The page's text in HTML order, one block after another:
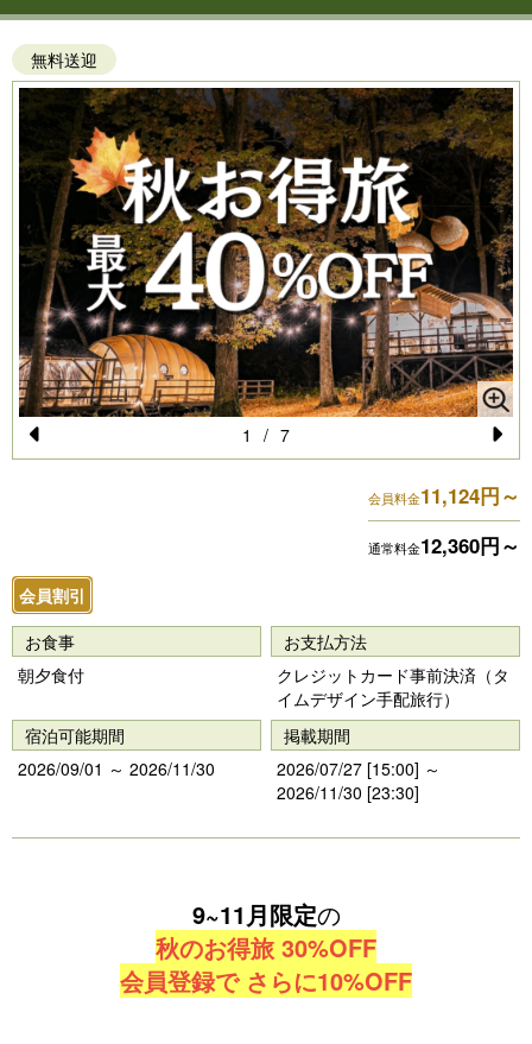
無料送迎
Pr
o
u
s
N
e
xt
1 / 7
会員料金11,124円～
通常料金12,360円～
会員割引
お食事
朝夕食付
お支払方法
クレジットカード事前決済（タ
イムデザイン手配旅行）
宿泊可能期間
2026/09/01 ～ 2026/11/30
掲載期間
2026/07/27 [15:00] ～
2026/11/30 [23:30]
9~11月限定の
秋のお得旅 30%OFF
会員登録で さらに10%OFF